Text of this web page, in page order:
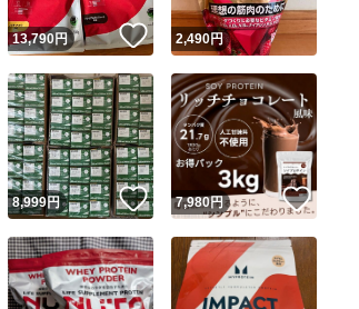
ユーザーの実績につ
フリマが定めた一定の基準を満たしたユーザー
取引出品者
安心取引出品者 Yahoo!フリマの基準をクリア
実績
取引実績◯+ このユーザーはYahoo!フリマ
この商品の情報をコピ
商品画像の 無断転載は禁止されています
コピーは1商品につき1回 です
いね！
13,790円 いいね！
2,490円
8,999円 いいね！
7,980円 いい